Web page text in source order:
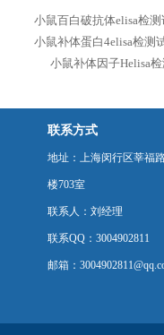
小鼠百白破抗体elisa检
小鼠补体蛋白4elisa检测
小鼠补体因子Helisa
联系方式
地址：上海闵行区莘福
楼703室
联系人：刘经理
联系QQ：3004902811
邮箱：